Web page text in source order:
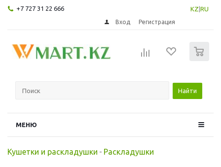
+7 727 31 22 666 KZ RU
Вход Регистрация
Найти
МЕНЮ
Кушетки и раскладушки - Раскладушки